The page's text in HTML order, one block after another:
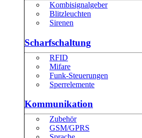
Kombisignalgeber
Blitzleuchten
Sirenen
Scharfschaltung
RFID
Mifare
Funk-Steuerungen
Sperrelemente
Kommunikation
Zubehör
GSM/GPRS